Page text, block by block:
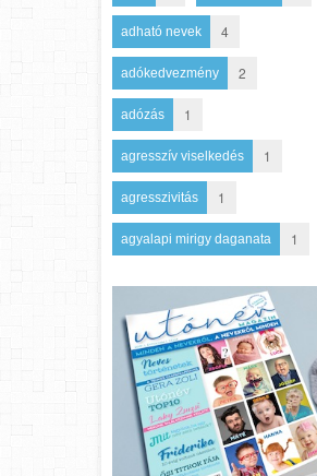
adható nevek 4
adókedvezmény 2
adózás 1
agresszív viselkedés 1
agresszivitás 1
agyalapi mirigy daganata 1